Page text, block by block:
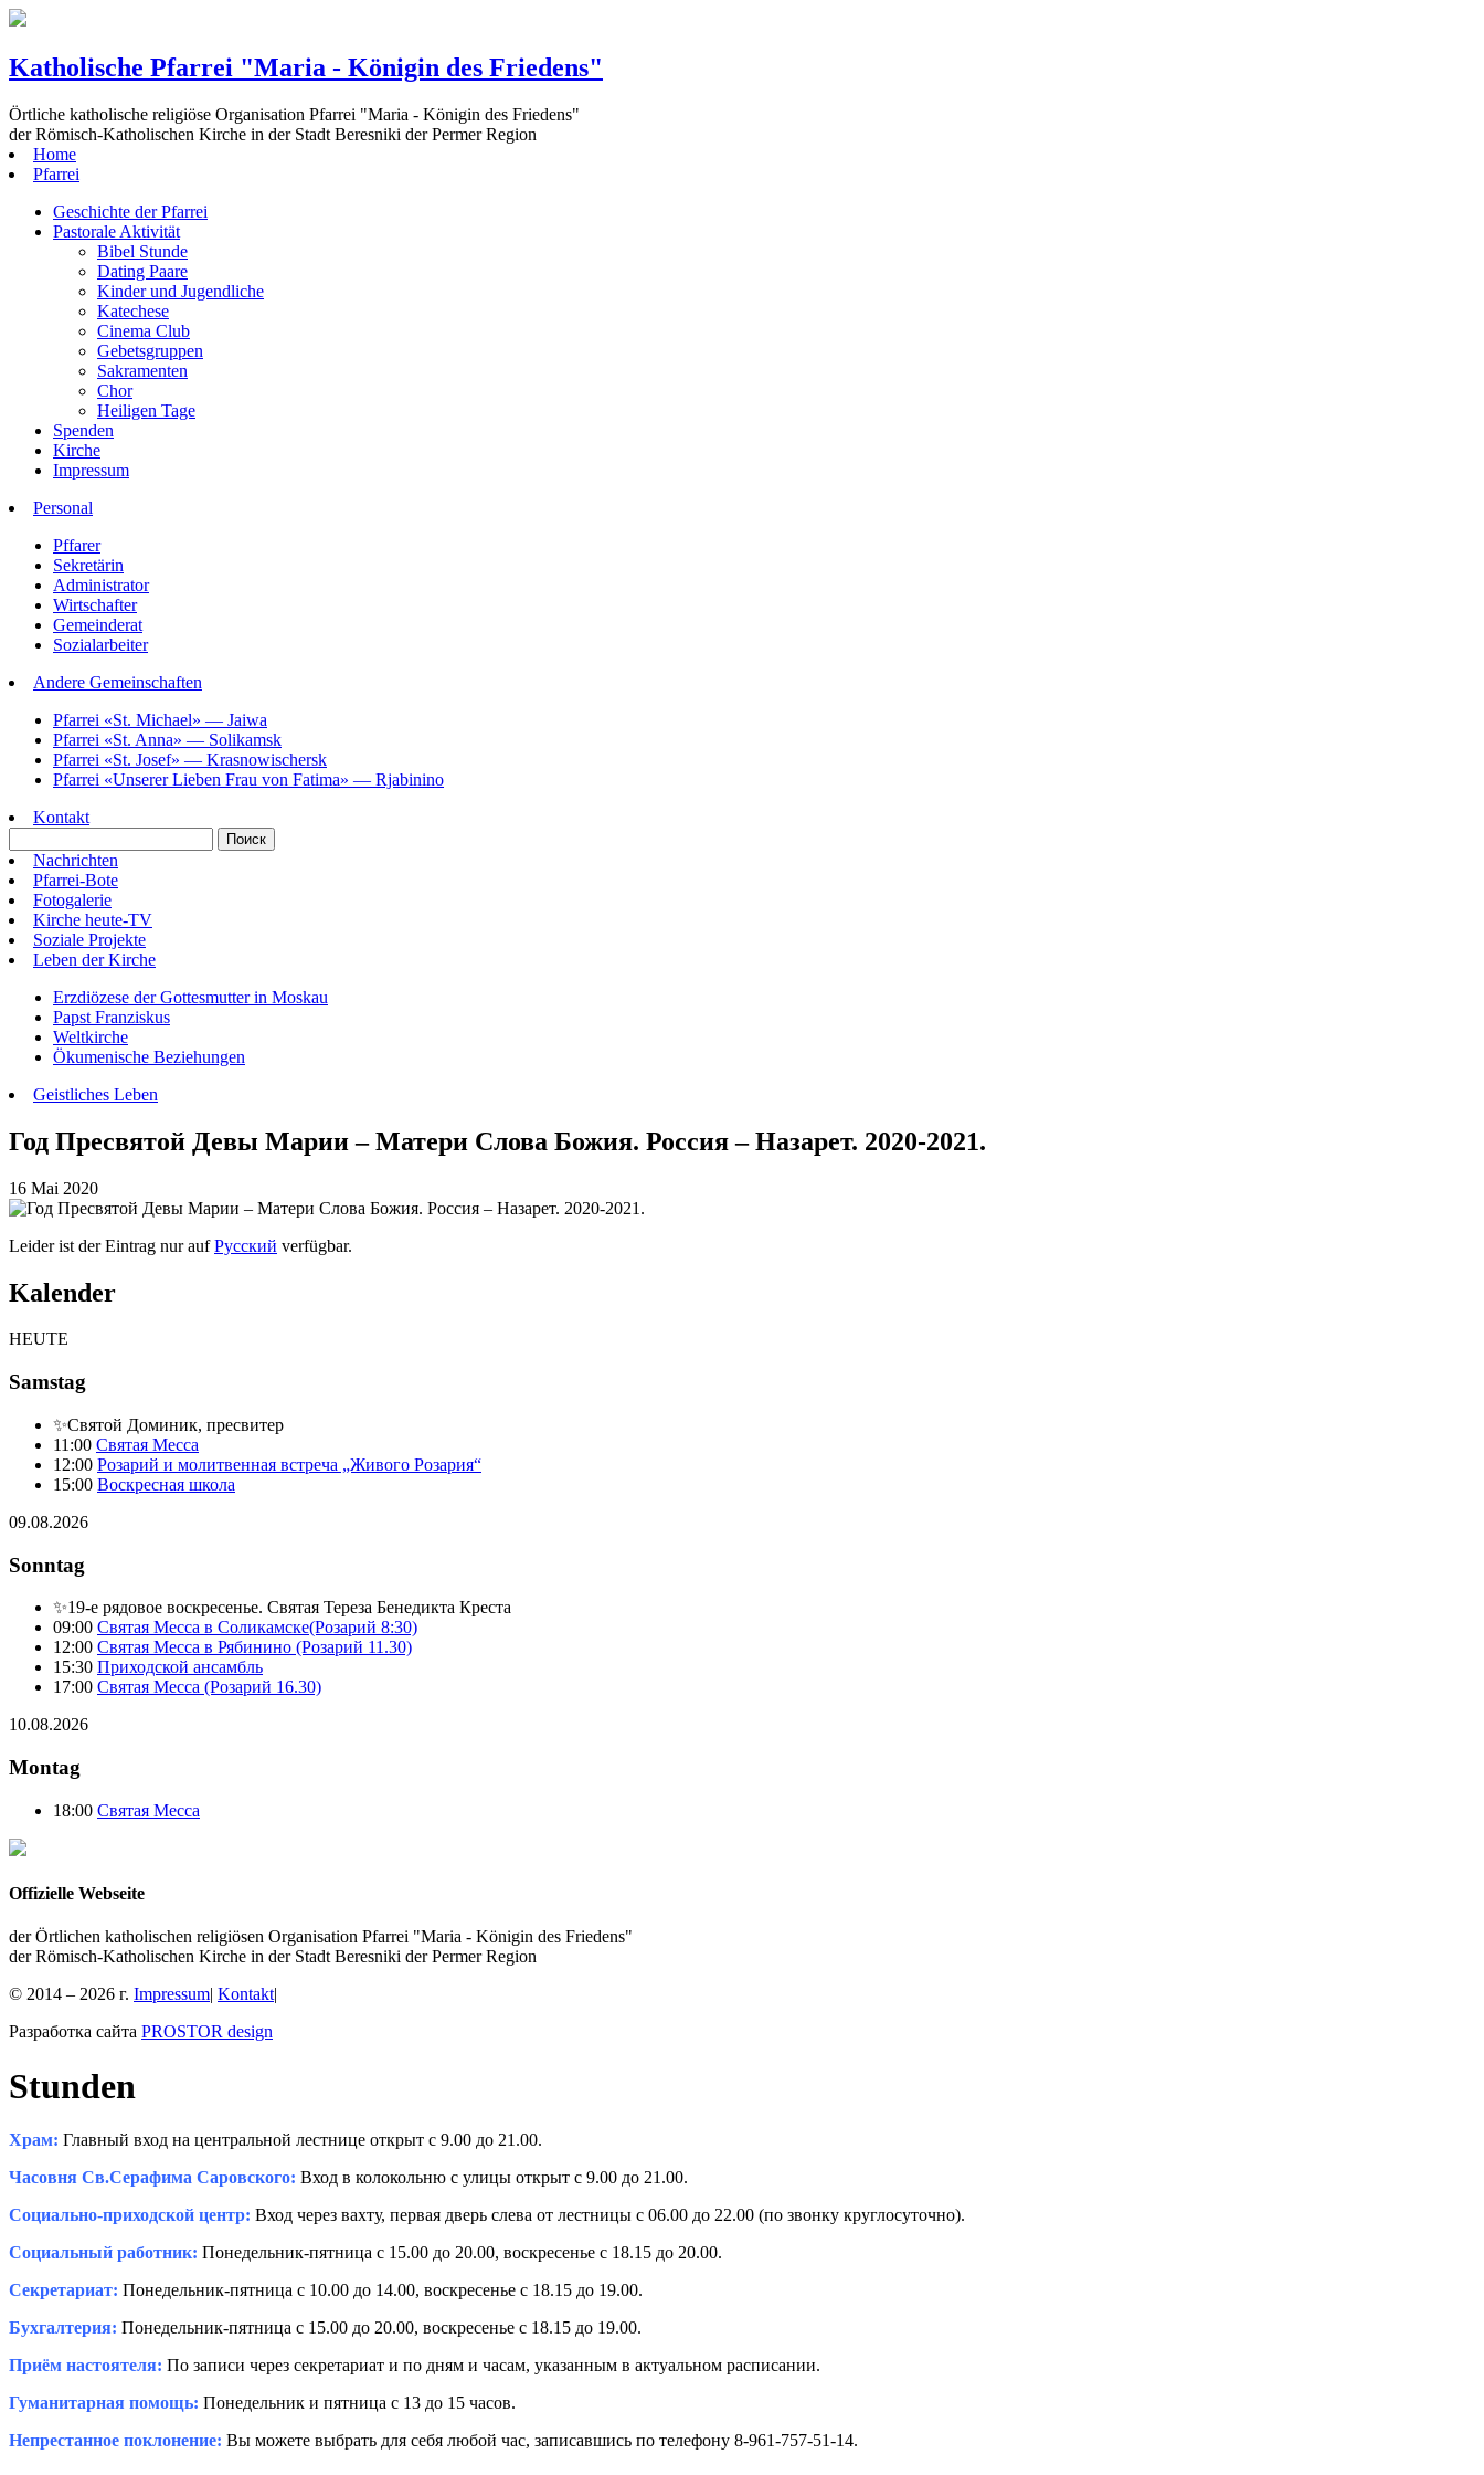
Katholische Pfarrei "Maria - Königin des Friedens"
Örtliche katholische religiöse Organisation Pfarrei "Maria - Königin des Friedens"
der Römisch-Katholischen Kirche in der Stadt Beresniki der Permer Region
Home
Pfarrei
Geschichte der Pfarrei
Pastorale Aktivität
Bibel Stunde
Dating Paare
Kinder und Jugendliche
Katechese
Cinema Club
Gebetsgruppen
Sakramenten
Chor
Heiligen Tage
Spenden
Kirche
Impressum
Personal
Pffarer
Sekretärin
Administrator
Wirtschafter
Gemeinderat
Sozialarbeiter
Andere Gemeinschaften
Pfarrei «St. Michael» — Jaiwa
Pfarrei «St. Anna» — Solikamsk
Pfarrei «St. Josef» — Krasnowischersk
Pfarrei «Unserer Lieben Frau von Fatima» — Rjabinino
Kontakt
Nachrichten
Pfarrei-Bote
Fotogalerie
Kirche heute-TV
Soziale Projekte
Leben der Kirche
Erzdiözese der Gottesmutter in Moskau
Papst Franziskus
Weltkirche
Ökumenische Beziehungen
Geistliches Leben
Год Пресвятой Девы Марии – Матери Слова Божия. Россия – Назарет. 2020-2021.
16 Mai 2020
Leider ist der Eintrag nur aufРусский verfügbar.
Kalender
HEUTE
Samstag
✨Святой Доминик, пресвитер
11:00 Святая Месса
12:00 Розарий и молитвенная встреча „Живого Розария“
15:00 Воскресная школа
09.08.2026
Sonntag
✨19-е рядовое воскресенье. Святая Тереза Бенедикта Креста
09:00 Святая Месса в Соликамске(Розарий 8:30)
12:00 Святая Месса в Рябинино (Розарий 11.30)
15:30 Приходской ансамбль
17:00 Святая Месса (Розарий 16.30)
10.08.2026
Montag
18:00 Святая Месса
Offizielle Webseite
der Örtlichen katholischen religiösen Organisation Pfarrei "Maria - Königin des Friedens"
der Römisch-Katholischen Kirche in der Stadt Beresniki der Permer Region
© 2014 – 2026 г. Impressum| Kontakt|
Разработка сайта PROSTOR design
Stunden
Храм: Главный вход на центральной лестнице открыт с 9.00 до 21.00.
Часовня Св.Серафима Саровского: Вход в колокольню с улицы открыт с 9.00 до 21.00.
Социально-приходской центр: Вход через вахту, первая дверь слева от лестницы с 06.00 до 22.00 (по звонку круглосуточно).
Социальный работник: Понедельник-пятница с 15.00 до 20.00, воскресенье с 18.15 до 20.00.
Секретариат: Понедельник-пятница с 10.00 до 14.00, воскресенье с 18.15 до 19.00.
Бухгалтерия: Понедельник-пятница с 15.00 до 20.00, воскресенье с 18.15 до 19.00.
Приём настоятеля: По записи через секретариат и по дням и часам, указанным в актуальном расписании.
Гуманитарная помощь: Понедельник и пятница с 13 до 15 часов.
Непрестанное поклонение: Вы можете выбрать для себя любой час, записавшись по телефону 8-961-757-51-14.